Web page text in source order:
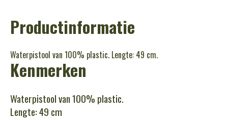
Productinformatie
Waterpistool van 100% plastic. Lengte: 49 cm.
Kenmerken
Waterpistool van 100% plastic.
Lengte: 49 cm